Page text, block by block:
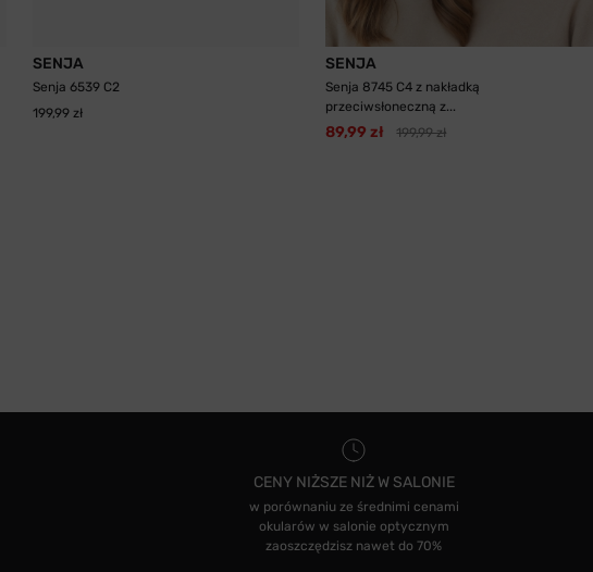
SENJA
Senja 6539 C2
199,99 zł
SENJA
Senja 8745 C4 z nakładką
przeciwsłoneczną z...
89,99 zł 199,99 zł
CENY NIŻSZE NIŻ W SALONIE
w porównaniu ze średnimi cenami
okularów w salonie optycznym
zaoszczędzisz nawet do 70%